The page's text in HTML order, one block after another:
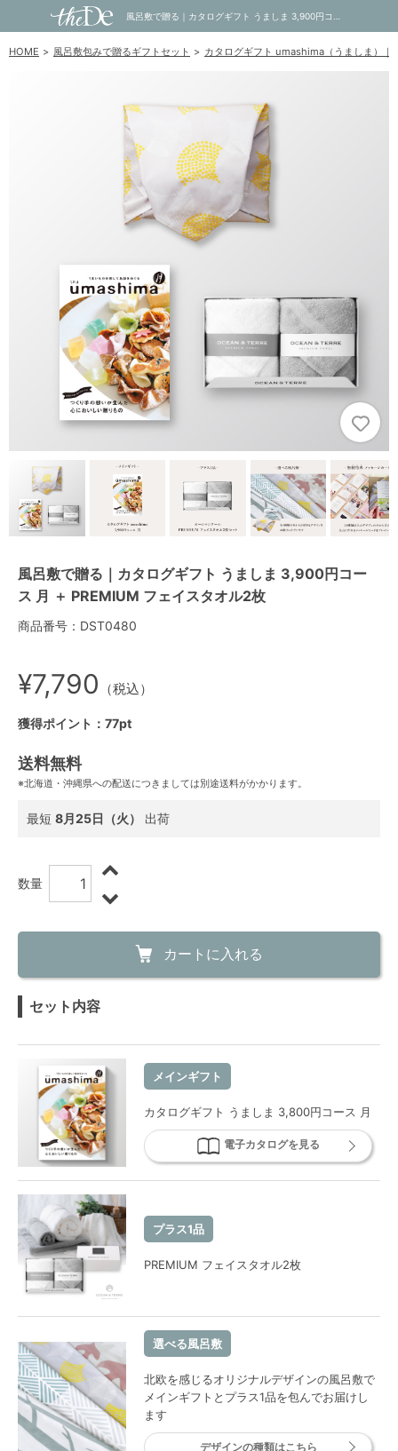
HOME 風呂敷包みで贈るギフトセット カタログギフト umashima（うましま）｜
風呂敷で贈る｜カタログギフト うましま 3,900円コー
ス 月 ＋ PREMIUM フェイスタオル2枚
商品番号：DST0480
¥7,790 （税込）
獲得ポイント：77pt
送料無料
※北海道・沖縄県への配送につきましては別途送料がかかります。
最短 8月25日（火） 出荷
数量
カートに入れる
セット内容
メインギフト
カタログギフト うましま 3,800円コース 月
電子カタログを見る
プラス1品
PREMIUM フェイスタオル2枚
選べる風呂敷
北欧を感じるオリジナルデザインの風呂敷で
メインギフトとプラス1品を包んでお届けし
ます
デザインの種類はこちら